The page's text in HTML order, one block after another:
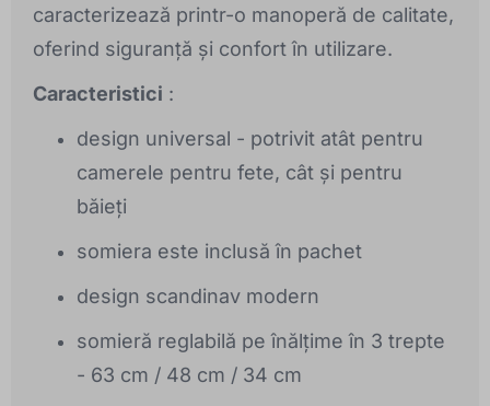
caracterizează printr-o manoperă de calitate,
oferind siguranță și confort în utilizare.
Caracteristici :
design universal - potrivit atât pentru
camerele pentru fete, cât și pentru
băieți
somiera este inclusă în pachet
design scandinav modern
somieră reglabilă pe înălțime în 3 trepte
- 63 cm / 48 cm / 34 cm